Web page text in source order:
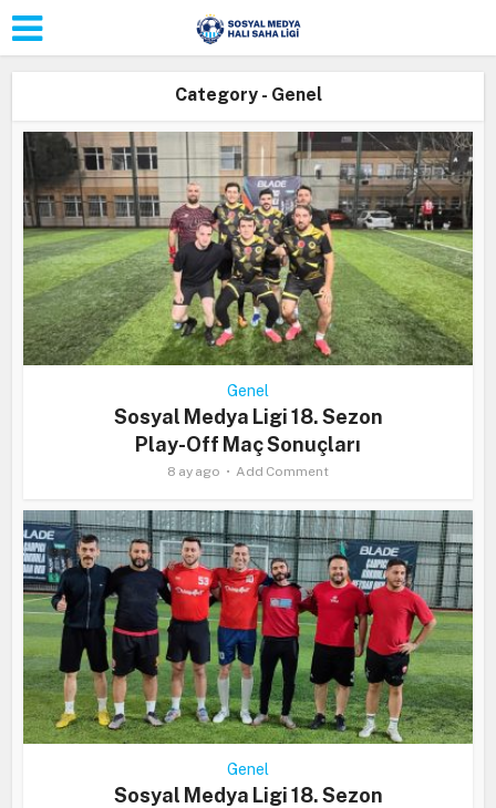
Category - Genel
Genel
Sosyal Medya Ligi 18. Sezon
Play-Off Maç Sonuçları
8 ay ago Add Comment
Genel
Sosyal Medya Ligi 18. Sezon